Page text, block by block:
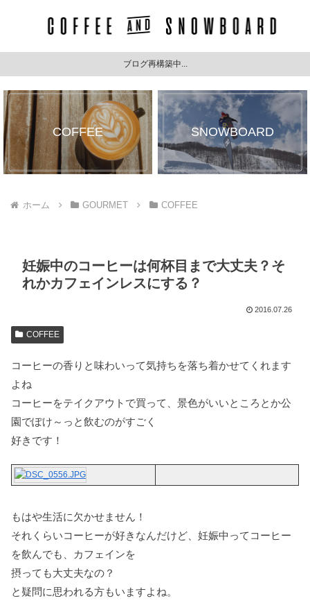
ブログ再構築中...
COFFEE SNOWBOARD
ホーム GOURMET COFFEE
妊娠中のコーヒーは何杯目まで大丈夫？そ
れかカフェインレスにする？
2016.07.26
COFFEE
コーヒーの香りと味わいって気持ちを落ち着かせてくれます
よね
コーヒーをテイクアウトで買って、景色がいいところとか公
園でぽけ～っと飲むのがすごく
好きです！
もはや生活に欠かせません！
それくらいコーヒーが好きなんだけど、妊娠中ってコーヒー
を飲んでも、カフェインを
摂っても大丈夫なの？
と疑問に思われる方もいますよね。